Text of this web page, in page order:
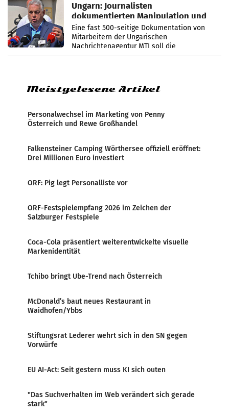
Ungarn: Journalisten
dokumentierten Manipulation und
Zensur
Eine fast 500-seitige Dokumentation von
Mitarbeitern der Ungarischen
Nachrichtenagentur MTI soll die
systematische Nachrichten-Manipulation und
Meistgelesene Artikel
Personalwechsel im Marketing von Penny
Österreich und Rewe Großhandel
Falkensteiner Camping Wörthersee offiziell eröffnet:
Drei Millionen Euro investiert
ORF: Pig legt Personalliste vor
ORF-Festspielempfang 2026 im Zeichen der
Salzburger Festspiele
Coca-Cola präsentiert weiterentwickelte visuelle
Markenidentität
Tchibo bringt Ube-Trend nach Österreich
McDonald’s baut neues Restaurant in
Waidhofen/Ybbs
Stiftungsrat Lederer wehrt sich in den SN gegen
Vorwürfe
EU AI-Act: Seit gestern muss KI sich outen
"Das Suchverhalten im Web verändert sich gerade
stark"